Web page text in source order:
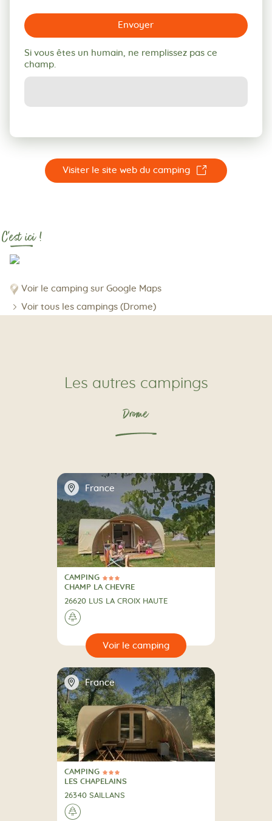
Envoyer
Si vous êtes un humain, ne remplissez pas ce
champ.
Visiter le site web du camping ☐
C'est ici !
Voir le camping sur Google Maps
Voir tous les campings (Drome)
Les autres campings
Drome
📍 France
3 Étoiles
CAMPING
CAMPING
CHAMP LA CHEVRE
26620 LUS LA CROIX HAUTE
A la campagne
🌲
📍 France
3 Étoiles
CAMPING
CAMPING
LES CHAPELAINS
26340 SAILLANS
A la campagne
🌲